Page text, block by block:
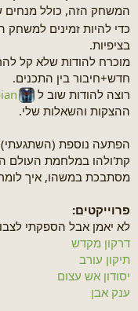
המשחק הזה, כולל מנחים
כדי להיות זמינים למשחק
בציפיות.
מוכרח להודות שלא קל
חדש+חיבור בין התכנים.
רוצה להודות שוב ל
ההצקות והשאלות שלי.
הפתעה נוספת (השתגעתי):
קת'ולהו במלחמת העולם
מסתבכת במשהו, איך
פרוייקטים:
לא יאמן אבל הספקתי
דרקון מקדש
תיקון עורב
יסודון אש עצום
ענק אבן